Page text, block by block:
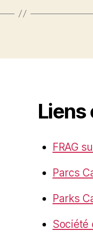
FRAG
Parcs
Parks
Société